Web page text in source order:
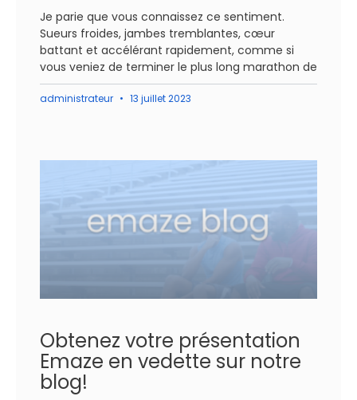
Je parie que vous connaissez ce sentiment.
Sueurs froides, jambes tremblantes, cœur
battant et accélérant rapidement, comme si
vous veniez de terminer le plus long marathon de
administrateur 13 juillet 2023
Obtenez votre présentation
Emaze en vedette sur notre
blog!